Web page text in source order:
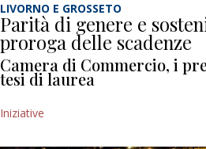
LIVORNO E GROSSETO
Parità di genere e
proroga delle scadenze
Camera di Commercio, i
tesi di laurea
Iniziative